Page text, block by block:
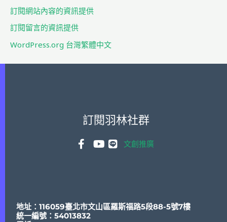
訂閱網站內容的資訊提供
訂閱留言的資訊提供
WordPress.org 台灣繁體中文
訂閱羽林社群
文創推廣
地址：116059臺北市文山區羅斯福路5段88-5號7樓
統一編號：54013832